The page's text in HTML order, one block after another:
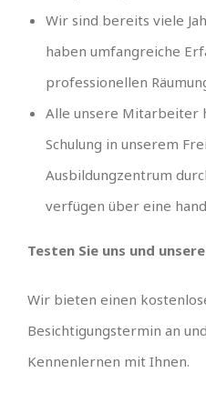
Wir sind bereits viele
haben umfangreiche
professionellen
Alle unsere Mitarbeiter
Schulung in unserem
Ausbildungzentrum
verfügen über eine
Testen Sie uns und
Wir bieten einen
Besichtigungstermin an
Kennenlernen mit Ihnen.